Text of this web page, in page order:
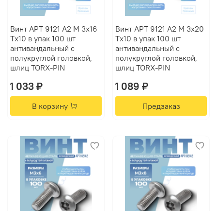
Винт АРТ 9121 А2 M 3х16
Tх10 в упак 100 шт
антивандальный с
полукруглой головкой,
шлиц TORX-PIN
1 033 ₽
В корзину
Винт АРТ 9121 А2 M 3х20
Tх10 в упак 100 шт
антивандальный с
полукруглой головкой,
шлиц TORX-PIN
1 089 ₽
Предзаказ